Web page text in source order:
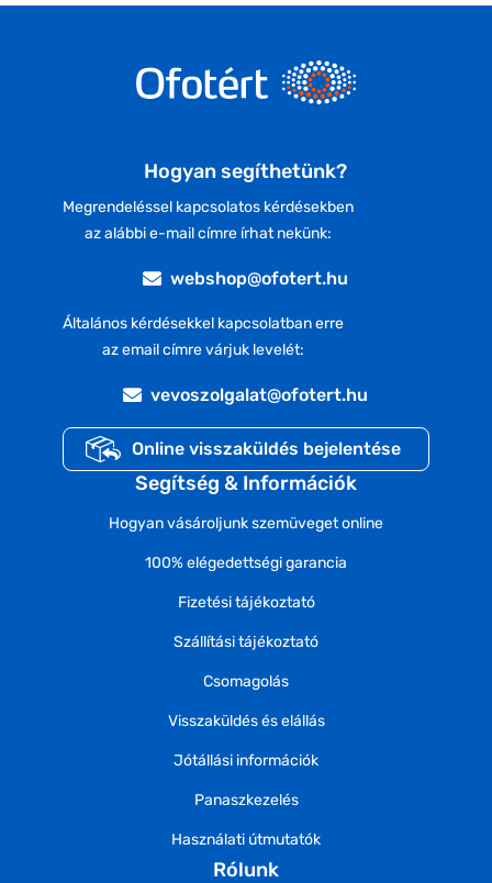
Hogyan segíthetünk?
Megrendeléssel kapcsolatos kérdésekben
az alábbi e-mail címre írhat nekünk:
webshop@ofotert.hu
Általános kérdésekkel kapcsolatban erre
az email címre várjuk levelét:
vevoszolgalat@ofotert.hu
Online visszaküldés bejelentése
Segítség & Információk
Hogyan vásároljunk szemüveget online
100% elégedettségi garancia
Fizetési tájékoztató
Szállítási tájékoztató
Csomagolás
Visszaküldés és elállás
Jótállási információk
Panaszkezelés
Használati útmutatók
Rólunk